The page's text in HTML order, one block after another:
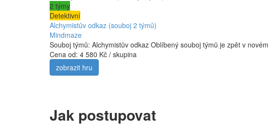
2 týmy
Detektivní
Alchymistův odkaz (souboj 2 týmů)
Mindmaze
Souboj týmů: Alchymistův odkaz Oblíbený souboj týmů je zpět v
Cena od: 4 580 Kč / skupina
zobrazit hru
Jak postupovat